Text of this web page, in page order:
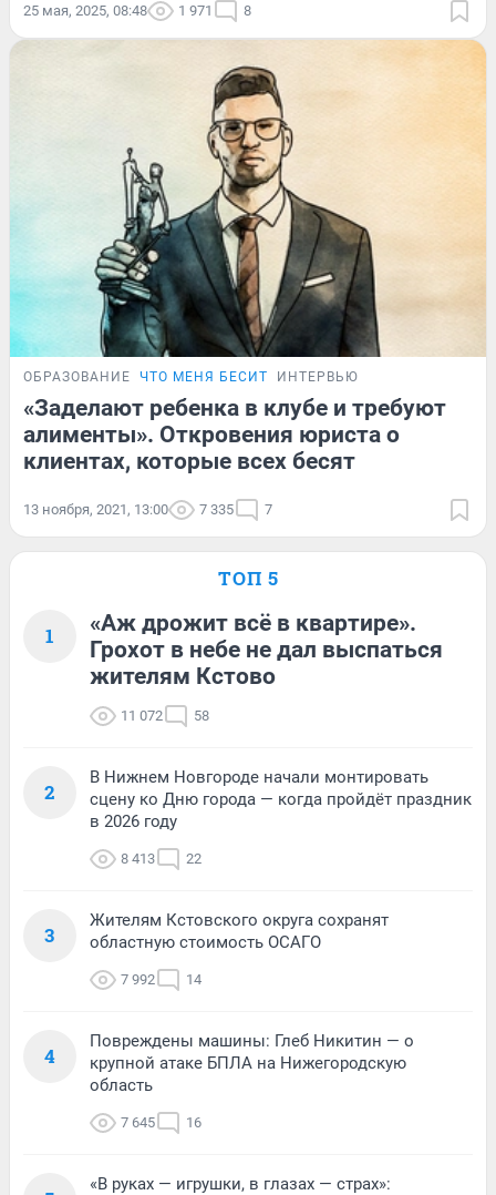
25 мая, 2025, 08:48 1 971 8
ОБРАЗОВАНИЕ ЧТО МЕНЯ БЕСИТ ИНТЕРВЬЮ
«Заделают ребенка в клубе и требуют
алименты». Откровения юриста о
клиентах, которые всех бесят
13 ноября, 2021, 13:00 7 335 7
ТОП 5
1
«Аж дрожит всё в квартире».
Грохот в небе не дал выспаться
жителям Кстово
11 072 58
2
В Нижнем Новгороде начали монтировать
сцену ко Дню города — когда пройдёт праздник
в 2026 году
8 413 22
3
Жителям Кстовского округа сохранят
областную стоимость ОСАГО
7 992 14
4
Повреждены машины: Глеб Никитин — о
крупной атаке БПЛА на Нижегородскую
область
7 645 16
«В руках — игрушки, в глазах — страх»: